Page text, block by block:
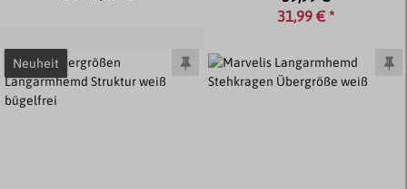
31,99 € *
Neuheit